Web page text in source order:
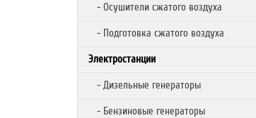
- Осушители сжатого воздуха
- Подготовка сжатого воздуха
Электростанции
- Дизельные генераторы
- Бензиновые генераторы